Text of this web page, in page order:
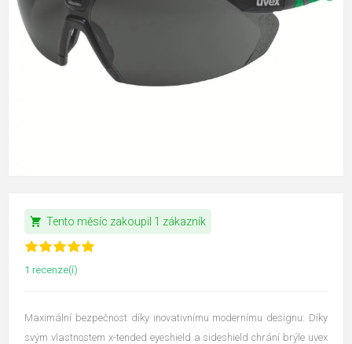
shopping_cart Tento měsíc zakoupil 1 zákazník
1 recenze(í)
Maximální bezpečnost díky inovativnímu modernímu designu: Díky
svým vlastnostem x-tended eyeshield a sideshield chrání brýle uvex